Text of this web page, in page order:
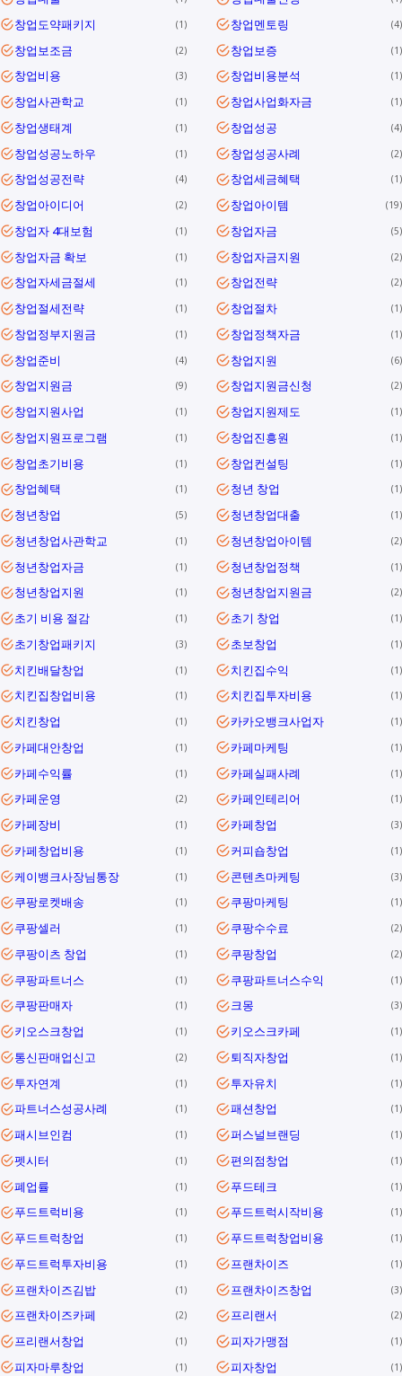
창업도약패키지 1 창업멘토링 4
창업보조금 2 창업보증 1
창업비용 3 창업비용분석 1
창업사관학교 1 창업사업화자금 1
창업생태계 1 창업성공 4
창업성공노하우 1 창업성공사례 2
창업성공전략 4 창업세금혜택 1
창업아이디어 2 창업아이템 19
창업자 4대보험 1 창업자금 5
창업자금 확보 1 창업자금지원 2
창업자세금절세 1 창업전략 2
창업절세전략 1 창업절차 1
창업정부지원금 1 창업정책자금 1
창업준비 4 창업지원 6
창업지원금 9 창업지원금신청 2
창업지원사업 1 창업지원제도 1
창업지원프로그램 1 창업진흥원 1
창업초기비용 1 창업컨설팅 1
창업혜택 1 청년 창업 1
청년창업 5 청년창업대출 1
청년창업사관학교 1 청년창업아이템 2
청년창업자금 1 청년창업정책 1
청년창업지원 1 청년창업지원금 2
초기 비용 절감 1 초기 창업 1
초기창업패키지 3 초보창업 1
치킨배달창업 1 치킨집수익 1
치킨집창업비용 1 치킨집투자비용 1
치킨창업 1 카카오뱅크사업자 1
카페대안창업 1 카페마케팅 1
카페수익률 1 카페실패사례 1
카페운영 2 카페인테리어 1
카페장비 1 카페창업 3
카페창업비용 1 커피숍창업 1
케이뱅크사장님통장 1 콘텐츠마케팅 3
쿠팡로켓배송 1 쿠팡마케팅 1
쿠팡셀러 1 쿠팡수수료 2
쿠팡이츠 창업 1 쿠팡창업 2
쿠팡파트너스 1 쿠팡파트너스수익 1
쿠팡판매자 1 크몽 3
키오스크창업 1 키오스크카페 1
통신판매업신고 2 퇴직자창업 1
투자연계 1 투자유치 1
파트너스성공사례 1 패션창업 1
패시브인컴 1 퍼스널브랜딩 1
펫시터 1 편의점창업 1
폐업률 1 푸드테크 1
푸드트럭비용 1 푸드트럭시작비용 1
푸드트럭창업 1 푸드트럭창업비용 1
푸드트럭투자비용 1 프랜차이즈 1
프랜차이즈김밥 1 프랜차이즈창업 3
프랜차이즈카페 2 프리랜서 2
프리랜서창업 1 피자가맹점 1
피자마루창업 1 피자창업 1